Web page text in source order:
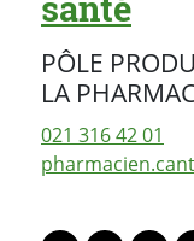
PÔLE
LA
021 316 42 01